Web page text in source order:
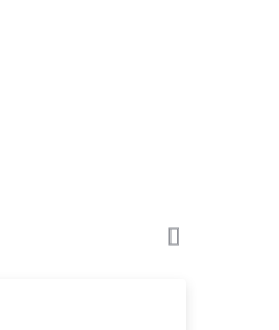
инструменты
контроля
контроля